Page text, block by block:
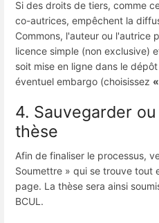
Si des droits de tiers, comme
co-autrices, empêchent la
Commons, l'auteur ou l'autrice
licence simple (non exclusive)
soit mise en ligne dans le
éventuel embargo (choisissez
4. Sauvegarder
thèse
Afin de finaliser le processus,
Soumettre » qui se trouve tout
page. La thèse sera ainsi
BCUL.